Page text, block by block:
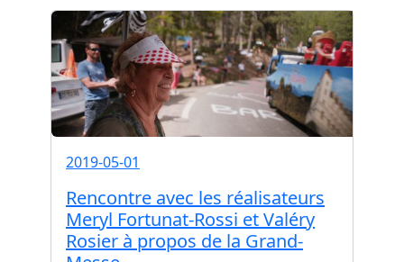
2019-05-01
Rencontre avec les réalisateurs
Meryl Fortunat-Rossi et Valéry
Rosier à propos de la Grand-